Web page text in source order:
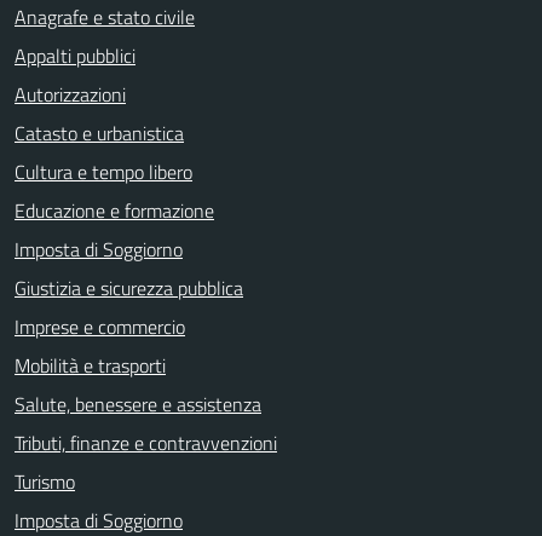
Anagrafe e stato civile
Appalti pubblici
Autorizzazioni
Catasto e urbanistica
Cultura e tempo libero
Educazione e formazione
Imposta di Soggiorno
Giustizia e sicurezza pubblica
Imprese e commercio
Mobilità e trasporti
Salute, benessere e assistenza
Tributi, finanze e contravvenzioni
Turismo
Imposta di Soggiorno